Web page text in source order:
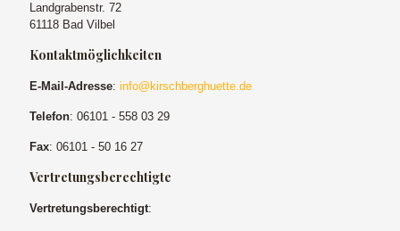
Landgrabenstr. 72
61118 Bad Vilbel
Kontaktmöglichkeiten
E-Mail-Adresse: info@kirschberghuette.de
Telefon: 06101 - 558 03 29
Fax: 06101 - 50 16 27
Vertretungsberechtigte
Vertretungsberechtigt: